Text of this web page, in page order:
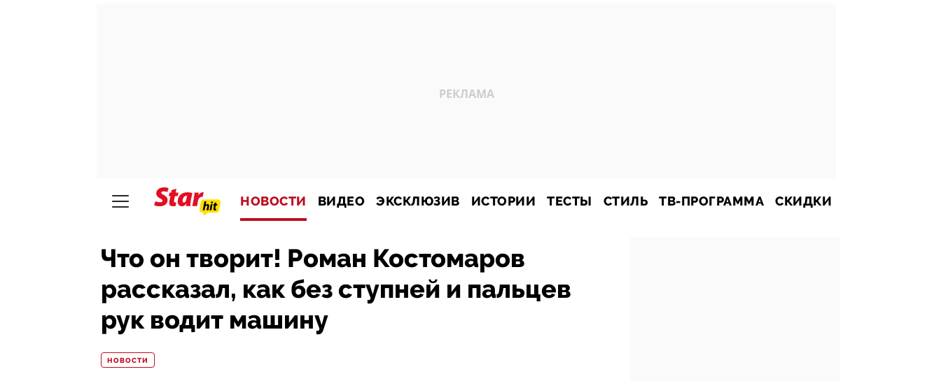
НОВОСТИ ВИДЕО ЭКСКЛЮЗИВ ИСТОРИИ ТЕСТЫ СТИЛЬ ТВ-ПРОГРАММА СКИДКИ
Что он творит! Роман Костомаров
рассказал, как без ступней и пальцев
рук водит машину
НОВОСТИ